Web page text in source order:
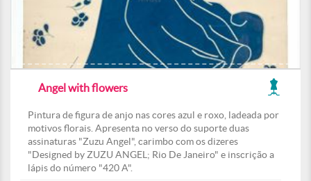
Angel with flowers
Pintura de figura de anjo nas cores azul e roxo, ladeada por
motivos florais. Apresenta no verso do suporte duas
assinaturas "Zuzu Angel", carimbo com os dizeres
"Designed by ZUZU ANGEL; Rio De Janeiro" e inscrição a
lápis do número "420 A".